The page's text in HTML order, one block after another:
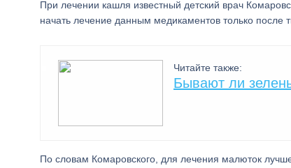
При лечении кашля известный детский врач
начать лечение данным медикаментов только после
Читайте также:
Бывают ли
По словам Комаровского, для лечения малюток